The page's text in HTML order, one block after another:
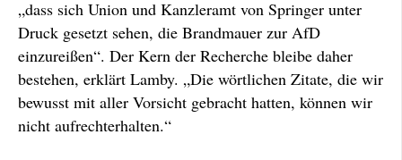
„dass sich Union und Kanzleramt von Springer unter
Druck gesetzt sehen, die Brandmauer zur AfD
einzureißen“. Der Kern der Recherche bleibe daher
bestehen, erklärt Lamby. „Die wörtlichen Zitate, die wir
bewusst mit aller Vorsicht gebracht hatten, können wir
nicht aufrechterhalten.“